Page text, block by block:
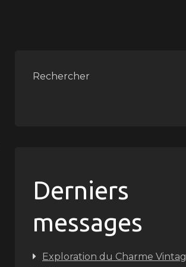
Rechercher
Derniers
messages
Exploration du Charme